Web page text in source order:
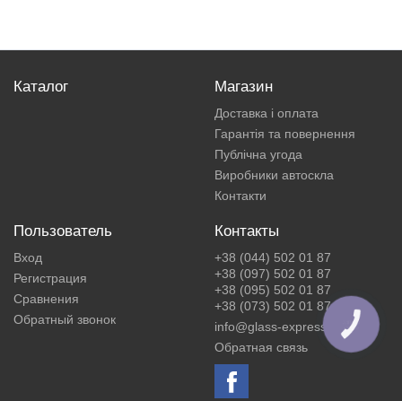
Каталог Магазин
Доставка і оплата
Гарантія та повернення
Публічна угода
Виробники автоскла
Контакти
Пользователь
Вход
Регистрация
Сравнения
Обратный звонок
Контакты
+38 (044) 502 01 87
+38 (097) 502 01 87
+38 (095) 502 01 87
+38 (073) 502 01 87
info@glass-express.ua
Обратная связь
КНОПКА
ЗВ'ЯЗКУ